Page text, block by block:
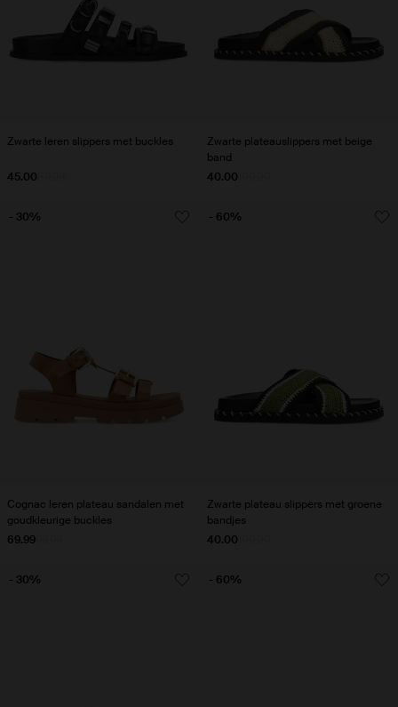
Zwarte leren slippers met buckles
45.00
Zwarte plateauslippers met beige
band
40.00
Cognac leren plateau sandalen met
goudkleurige buckles
69.99
- 30%
Zwarte plateau slippers met groene
bandjes
40.00
- 60%
- 30% - 60%